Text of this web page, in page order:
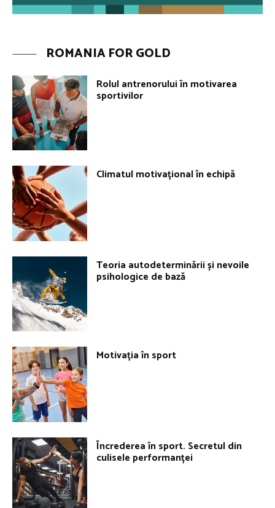
ROMANIA FOR GOLD
Rolul antrenorului în motivarea
sportivilor
Climatul motivațional în echipă
Teoria autodeterminării și nevoile
psihologice de bază
Motivația în sport
Încrederea în sport. Secretul din
culisele performanței